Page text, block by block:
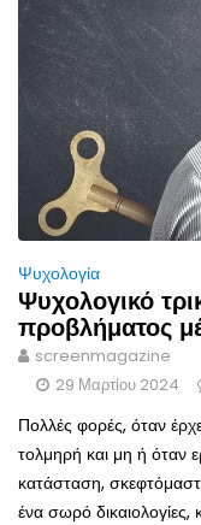
Ψυχολογία
Ψυχολογικό
προβλήματος
screenmagazine
29 Μαρτίου 2024
Πολλές φορές, όταν
τολμηρή και μη ή όταν
κατάσταση,
ένα σωρό